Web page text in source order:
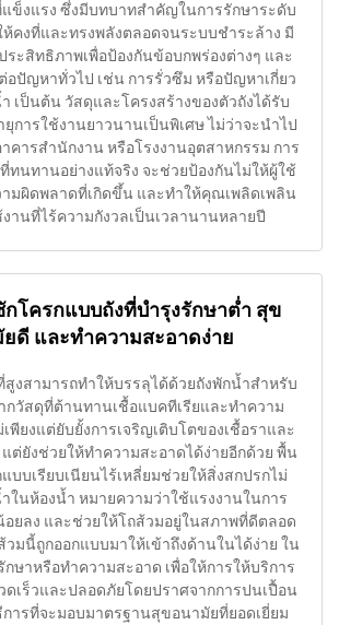
ข็งแรง ซึ่งมีบทบาทสำคัญในการรักษาระดับ
ห้คงที่และทรงพลังตลอดจนระบบชำระล้าง มี
ระสิทธิภาพเพื่อป้องกันข้อบกพร่องต่างๆ และ
ปัญหาทั่วไป เช่น การรั่วซึม หรือปัญหาเกี่ยว
เป็นต้น วัสดุและโครงสร้างของตัวถังได้รับ
การใช้งานยาวนานเป็นพิเศษ ไม่ว่าจะนำไป
คารสำนักงาน หรือโรงงานอุตสาหกรรม การ
ทนทานอย่างแท้จริง จะช่วยป้องกันไม่ให้ผู้ใช้
มผิดพลาดที่เกิดขึ้น และทำให้คุณเพลิดเพลิน
านที่ไร้ความกังวลเป็นเวลานานหลายปี
โครกแบบถังที่บำรุงรักษาต่ำ สุข
ดี และทำความสะอาดง่าย
งสามารถทำให้บรรลุได้ด้วยถังพักน้ำสำหรับ
กวัสดุที่ต้านทานเชื้อแบคทีเรียและทำความ
พียงแต่ยับยั้งการเจริญเติบโตของเชื้อราและ
ต่ยังช่วยให้ทำความสะอาดได้ง่ายอีกด้วย พื้น
บบเรียบเนียนไร้เหลี่ยมช่วยให้สิ่งสกปรกไม่
ในห้องน้ำ หมายความว่าใช้แรงงานในการ
ยลง และช่วยให้โถส้วมอยู่ในสภาพที่ดีตลอด
วมนี้ถูกออกแบบมาให้เข้าถึงด้านในได้ง่าย ใน
ษาหรือทำความสะอาด เพื่อให้การให้บริการ
ดเร็วและปลอดภัยโดยปราศจากการปนเปื้อน
ารที่จะมอบมาตรฐานสุขอนามัยที่ยอดเยี่ยม